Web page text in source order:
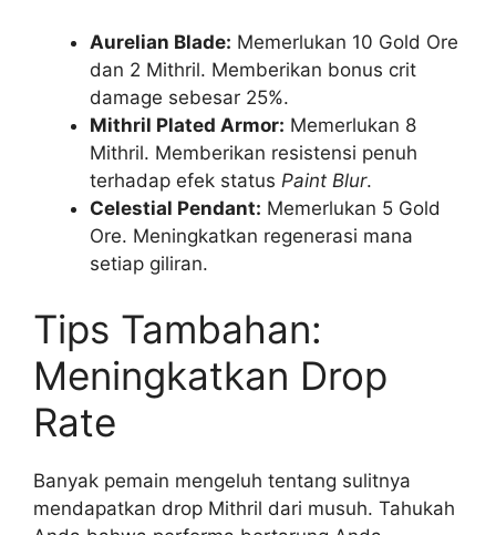
Aurelian Blade: Memerlukan 10 Gold Ore
dan 2 Mithril. Memberikan bonus crit
damage sebesar 25%.
Mithril Plated Armor: Memerlukan 8
Mithril. Memberikan resistensi penuh
terhadap efek status Paint Blur.
Celestial Pendant: Memerlukan 5 Gold
Ore. Meningkatkan regenerasi mana
setiap giliran.
Tips Tambahan:
Meningkatkan Drop
Rate
Banyak pemain mengeluh tentang sulitnya
mendapatkan drop Mithril dari musuh. Tahukah